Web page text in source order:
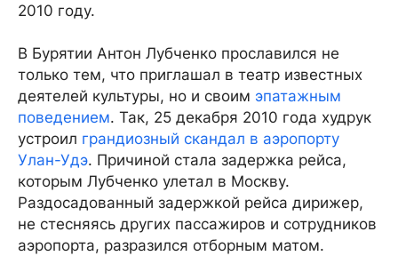
2010 году.
В Бурятии Антон Лубченко прославился не
только тем, что приглашал в театр известных
деятелей культуры, но и своим эпатажным
поведением. Так, 25 декабря 2010 года худрук
устроил грандиозный скандал в аэропорту
Улан-Удэ. Причиной стала задержка рейса,
которым Лубченко улетал в Москву.
Раздосадованный задержкой рейса дирижер,
не стесняясь других пассажиров и сотрудников
аэропорта, разразился отборным матом.